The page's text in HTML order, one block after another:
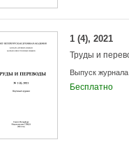
1 (4), 2021
Труды и
Выпуск журнала
Бесплатно